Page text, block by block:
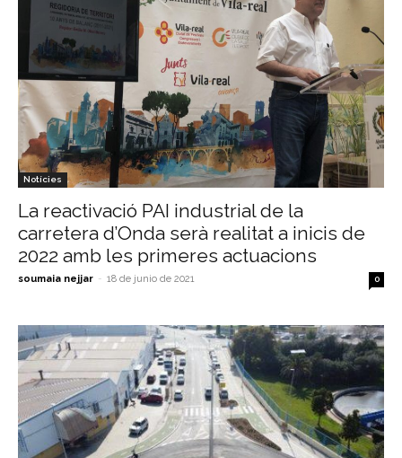
Notícies
La reactivació PAI industrial de la
carretera d’Onda serà realitat a inicis de
2022 amb les primeres actuacions
soumaia nejjar - 18 de junio de 2021 0